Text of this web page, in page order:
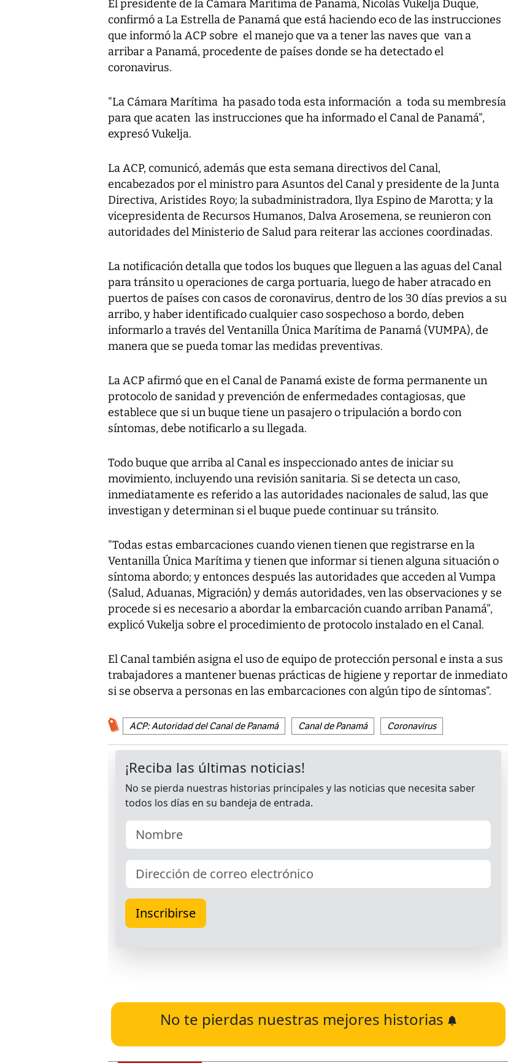
El presidente de la Cámara Marítima de Panamá, Nicolás Vukelja Duque,
confirmó a La Estrella de Panamá que está haciendo eco de las instrucciones
que informó la ACP sobre el manejo que va a tener las naves que van a
arribar a Panamá, procedente de países donde se ha detectado el
coronavirus.
"La Cámara Marítima ha pasado toda esta información a toda su membresía
para que acaten las instrucciones que ha informado el Canal de Panamá",
expresó Vukelja.
La ACP, comunicó, además que esta semana directivos del Canal,
encabezados por el ministro para Asuntos del Canal y presidente de la Junta
Directiva, Aristides Royo; la subadministradora, Ilya Espino de Marotta; y la
vicepresidenta de Recursos Humanos, Dalva Arosemena, se reunieron con
autoridades del Ministerio de Salud para reiterar las acciones coordinadas.
La notificación detalla que todos los buques que lleguen a las aguas del Canal
para tránsito u operaciones de carga portuaria, luego de haber atracado en
puertos de países con casos de coronavirus, dentro de los 30 días previos a su
arribo, y haber identificado cualquier caso sospechoso a bordo, deben
informarlo a través del Ventanilla Única Marítima de Panamá (VUMPA), de
manera que se pueda tomar las medidas preventivas.
La ACP afirmó que en el Canal de Panamá existe de forma permanente un
protocolo de sanidad y prevención de enfermedades contagiosas, que
establece que si un buque tiene un pasajero o tripulación a bordo con
síntomas, debe notificarlo a su llegada.
Todo buque que arriba al Canal es inspeccionado antes de iniciar su
movimiento, incluyendo una revisión sanitaria. Si se detecta un caso,
inmediatamente es referido a las autoridades nacionales de salud, las que
investigan y determinan si el buque puede continuar su tránsito.
"Todas estas embarcaciones cuando vienen tienen que registrarse en la
Ventanilla Única Marítima y tienen que informar si tienen alguna situación o
síntoma abordo; y entonces después las autoridades que acceden al Vumpa
(Salud, Aduanas, Migración) y demás autoridades, ven las observaciones y se
procede si es necesario a abordar la embarcación cuando arriban Panamá",
explicó Vukelja sobre el procedimiento de protocolo instalado en el Canal.
El Canal también asigna el uso de equipo de protección personal e insta a sus
trabajadores a mantener buenas prácticas de higiene y reportar de inmediato
si se observa a personas en las embarcaciones con algún tipo de síntomas”.
ACP: Autoridad del Canal de Panamá Canal de Panamá Coronavirus
No te pierdas nuestras mejores historias